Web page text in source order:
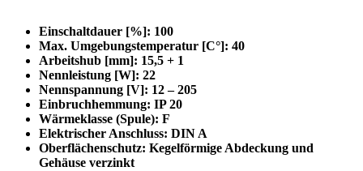
Einschaltdauer [%]: 100
Max. Umgebungstemperatur [C°]: 40
Arbeitshub [mm]: 15,5 + 1
Nennleistung [W]: 22
Nennspannung [V]: 12 – 205
Einbruchhemmung: IP 20
Wärmeklasse (Spule): F
Elektrischer Anschluss: DIN A
Oberflächenschutz: Kegelförmige Abdeckung und
Gehäuse verzinkt